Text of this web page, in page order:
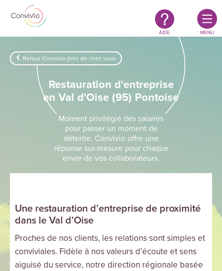
Aller au contenu principal
Restauration
authentique
responsable
AIDE MENU
Retour Convivio près de chez vous
Restauration d'entreprise
en Val d'Oise (95) Pontoise
Moment privilégié des salariés
pour passer un moment de
détente, Convivio offre une
réponse sur-mesure pour chaque
envie de vos collaborateurs.
Une restauration d’entreprise de proximité
dans le Val d’Oise
Proches de nos clients, les relations sont simples et
conviviales. Fidèle à nos valeurs d’écoute et sens
aiguisé du service, notre direction régionale basée